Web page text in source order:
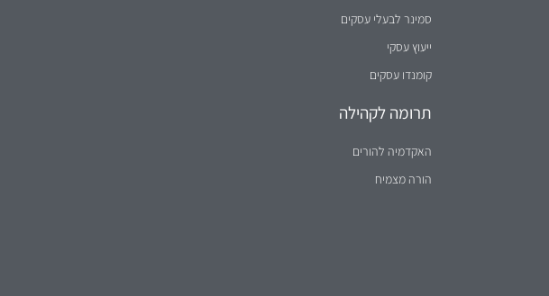
סמינר לבעלי עסקים
ייעוץ עסקי
קומנדו עסקים
תרומה לקהילה
האקדמיה להורים
הורה מצמיח